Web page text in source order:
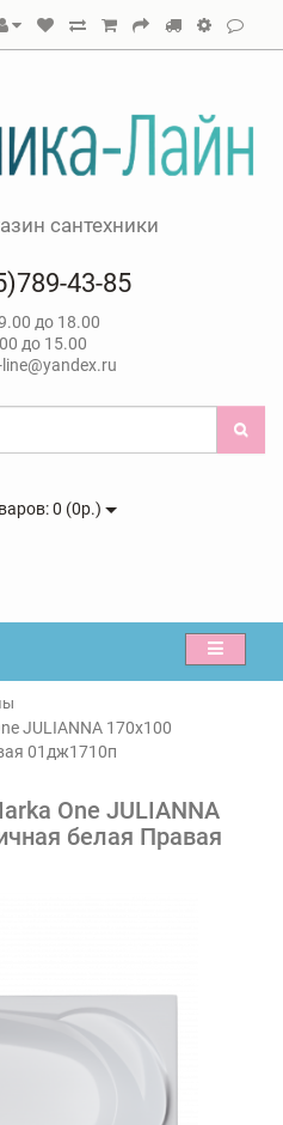
сантехники
43-85
до 18.00
до 15.00
0 (0р.)
JULIANNA 170х100
01дж1710п
One JULIANNA
белая Правая